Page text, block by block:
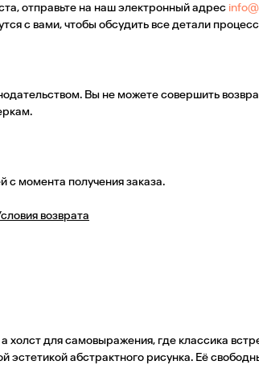
отправьте на наш электронный адрес
с вами, чтобы обсудить все детали
Вы не можете совершить
с момента получения заказа.
возврата
для самовыражения, где классика
абстрактного рисунка. Её